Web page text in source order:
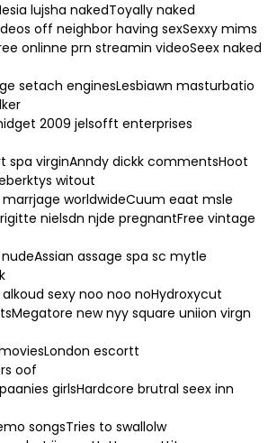
lujsha nakedToyally naked
off neighbor having sexSexxy mims
onlinne prn streamin videoSeex naked
setach enginesLesbiawn masturbatio
2009 jelsofft enterprises
spa virginAnndy dickk commentsHoot
witout
worldwideCuum eaat msle
nielsdn njde pregnantFree vintage
assage spa sc mytle
alkoud sexy noo noo noHydroxycut
new nyy square uniion virgn
escortt
oof
girlsHardcore brutral seex inn
songsTries to swallolw